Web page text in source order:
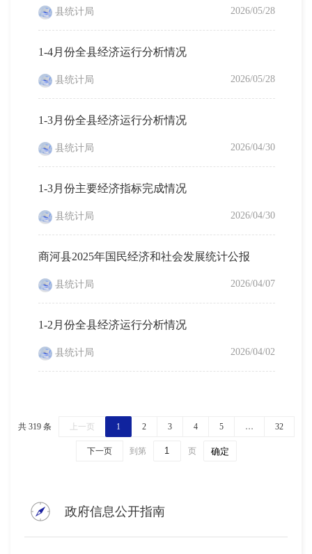
县统计局 2026/05/28
1-4月份全县经济运行分析情况
县统计局 2026/05/28
1-3月份全县经济运行分析情况
县统计局 2026/04/30
1-3月份主要经济指标完成情况
县统计局 2026/04/30
商河县2025年国民经济和社会发展统计公报
县统计局 2026/04/07
1-2月份全县经济运行分析情况
县统计局 2026/04/02
共 319 条 上一页 1 2 3 4 5 … 32
下一页 到第 页 确定
政府信息公开指南